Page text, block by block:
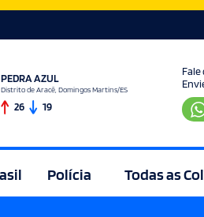
PEDRA AZUL
Distrito de Aracê, Domingos Martins/ES
26 19
Fale
Polícia Todas as